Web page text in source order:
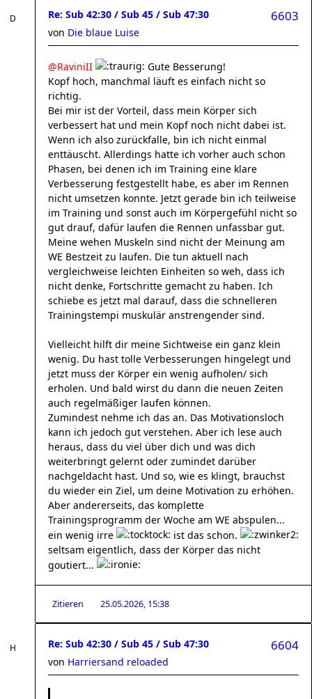
Re: Sub 42:30 / Sub 45 / Sub 47:30 6603
von Die blaue Luise
@RaviniII
Gute Besserung!
Kopf hoch, manchmal läuft es einfach nicht so
richtig.
Bei mir ist der Vorteil, dass mein Körper sich
verbessert hat und mein Kopf noch nicht dabei ist.
Wenn ich also zurückfalle, bin ich nicht einmal
enttäuscht. Allerdings hatte ich vorher auch schon
Phasen, bei denen ich im Training eine klare
Verbesserung festgestellt habe, es aber im Rennen
nicht umsetzen konnte. Jetzt gerade bin ich teilweise
im Training und sonst auch im Körpergefühl nicht so
gut drauf, dafür laufen die Rennen unfassbar gut.
Meine wehen Muskeln sind nicht der Meinung am
WE Bestzeit zu laufen. Die tun aktuell nach
vergleichweise leichten Einheiten so weh, dass ich
nicht denke, Fortschritte gemacht zu haben. Ich
schiebe es jetzt mal darauf, dass die schnelleren
Trainingstempi muskulär anstrengender sind.
Vielleicht hilft dir meine Sichtweise ein ganz klein
wenig. Du hast tolle Verbesserungen hingelegt und
jetzt muss der Körper ein wenig aufholen/ sich
erholen. Und bald wirst du dann die neuen Zeiten
auch regelmäßiger laufen können.
Zumindest nehme ich das an. Das Motivationsloch
kann ich jedoch gut verstehen. Aber ich lese auch
heraus, dass du viel über dich und was dich
weiterbringt gelernt oder zumindet darüber
nachgeldacht hast. Und so, wie es klingt, brauchst
du wieder ein Ziel, um deine Motivation zu erhöhen.
Aber andererseits, das komplette
Trainingsprogramm der Woche am WE abspulen...
ein wenig irre
ist das schon.
seltsam eigentlich, dass der Körper das nicht
goutiert...
Zitieren 25.05.2026, 15:38
Re: Sub 42:30 / Sub 45 / Sub 47:30 6604
von Harriersand reloaded